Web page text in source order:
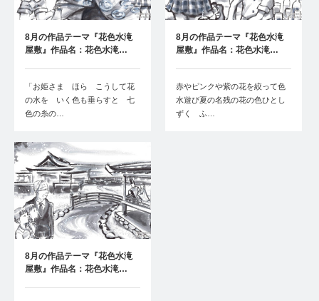
8月の作品テーマ『花色水滝
屋敷』作品名：花色水滝…
「お姫さま ほら こうして花
の水を いく色も垂らすと 七
色の糸の…
8月の作品テーマ『花色水滝
屋敷』作品名：花色水滝…
赤やピンクや紫の花を絞って色
水遊び夏の名残の花の色ひとし
ずく ふ…
8月の作品テーマ『花色水滝
屋敷』作品名：花色水滝…